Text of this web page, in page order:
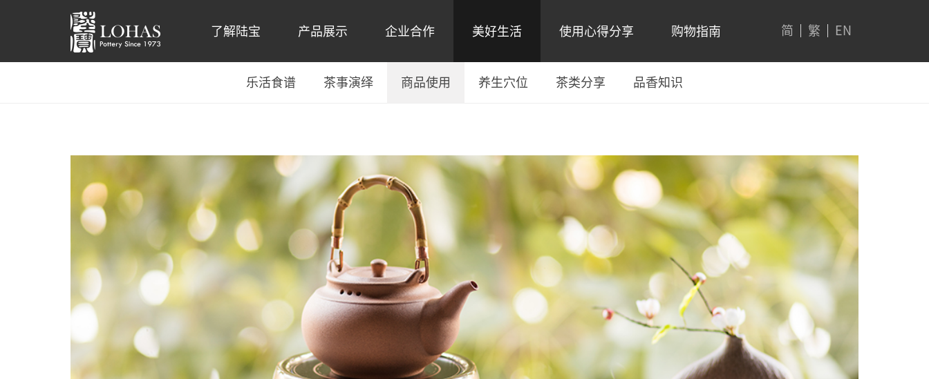
简 繁 EN
了解陆宝 产品展示 企业合作 美好生活
乐活食谱 茶事演绎 商品使用 养生穴位 茶类分享 品香知识
使用心得分享 购物指南